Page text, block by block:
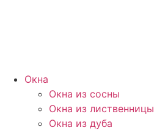
Окна
Окна из сосны
Окна из лиственницы
Окна из дуба